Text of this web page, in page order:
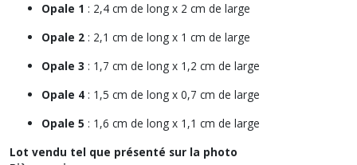
Opale 1 : 2,4 cm de long x 2 cm de large
Opale 2 : 2,1 cm de long x 1 cm de large
Opale 3 : 1,7 cm de long x 1,2 cm de large
Opale 4 : 1,5 cm de long x 0,7 cm de large
Opale 5 : 1,6 cm de long x 1,1 cm de large
Lot vendu tel que présenté sur la photo